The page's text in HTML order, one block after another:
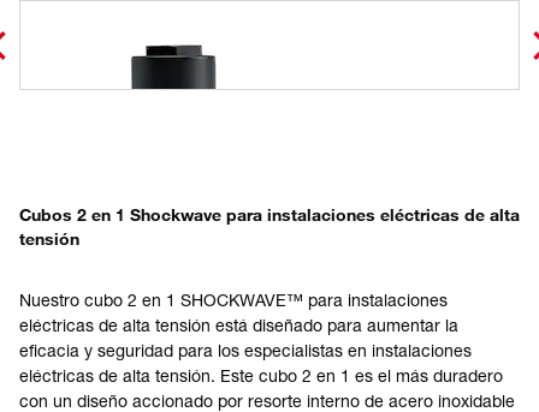
Cubos 2 en 1 Shockwave para instalaciones eléctricas de alta
tensión
Nuestro cubo 2 en 1 SHOCKWAVE™ para instalaciones
eléctricas de alta tensión está diseñado para aumentar la
eficacia y seguridad para los especialistas en instalaciones
eléctricas de alta tensión. Este cubo 2 en 1 es el más duradero
con un diseño accionado por resorte interno de acero inoxidable